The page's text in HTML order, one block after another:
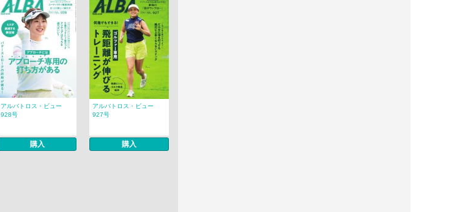
アルバトロス・ビュー
928号
購入
アルバトロス・ビュー
927号
購入